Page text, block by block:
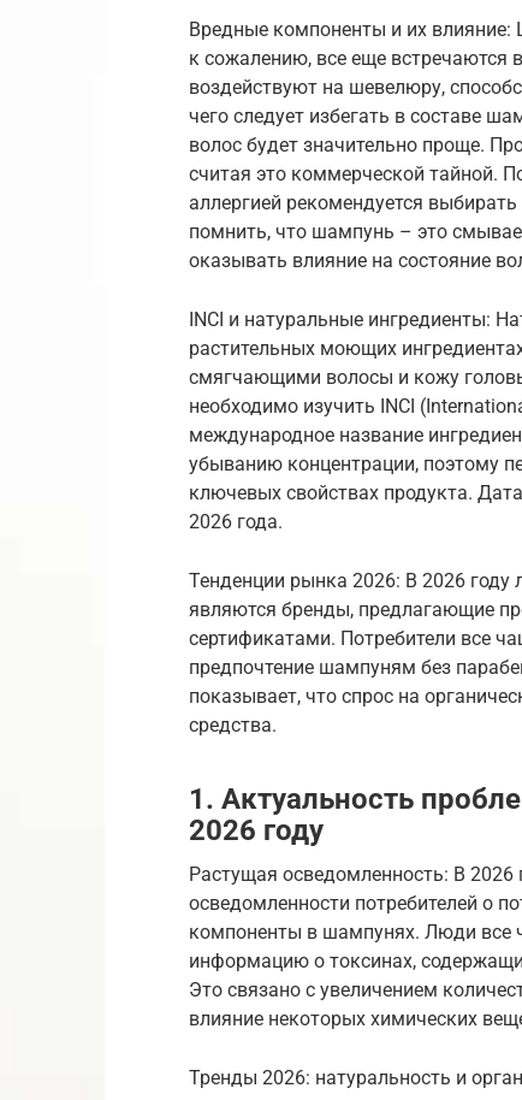
Вредные компоненты и их
к сожалению, все еще встречаются
воздействуют на шевелюру,
чего следует избегать в составе
волос будет значительно проще.
считая это коммерческой тайной.
аллергией рекомендуется
помнить, что шампунь – это
оказывать влияние на состояние
INCI и натуральные ингредиенты:
растительных моющих
смягчающими волосы и кожу
необходимо изучить INCI
международное название
убыванию концентрации, поэтому
ключевых свойствах продукта.
2026 года.
Тенденции рынка 2026: В 2026
являются бренды, предлагающие
сертификатами. Потребители все
предпочтение шампуням без
показывает, что спрос на
средства.
1. Актуальность
2026 году
Растущая осведомленность: В 2026
осведомленности потребителей о
компоненты в шампунях. Люди все
информацию о токсинах,
Это связано с увеличением
влияние некоторых химических
Тренды 2026: натуральность и